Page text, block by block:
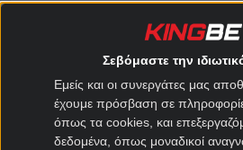
Σεβόμαστε την
Εμείς και οι συνεργάτες μας
έχουμε πρόσβαση σε
όπως τα cookies, και
δεδομένα, όπως μοναδικοί
Ρόμα μεταγραφές
Φιορεντίνα μεταγραφές
Κόμο μεταγραφές
Μπολόνια μεταγραφές
Μεταγραφές